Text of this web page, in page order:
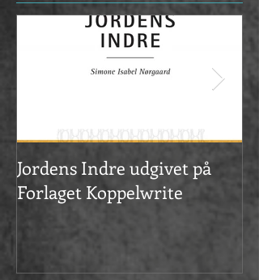
Jordens Indre udgivet på
Forlaget Koppelwrite